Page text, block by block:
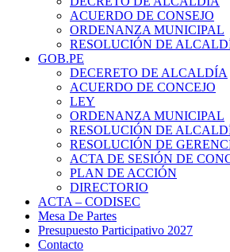
ACUERDO DE CONSEJO
ORDENANZA MUNICIPAL
RESOLUCIÓN DE
GOB.PE
DECERETO DE ALCALDÍA
ACUERDO DE CONCEJO
LEY
ORDENANZA MUNICIPAL
RESOLUCIÓN DE
RESOLUCIÓN DE
ACTA DE SESIÓN DE
PLAN DE ACCIÓN
DIRECTORIO
ACTA – CODISEC
Mesa De Partes
Presupuesto Participativo 2027
Contacto